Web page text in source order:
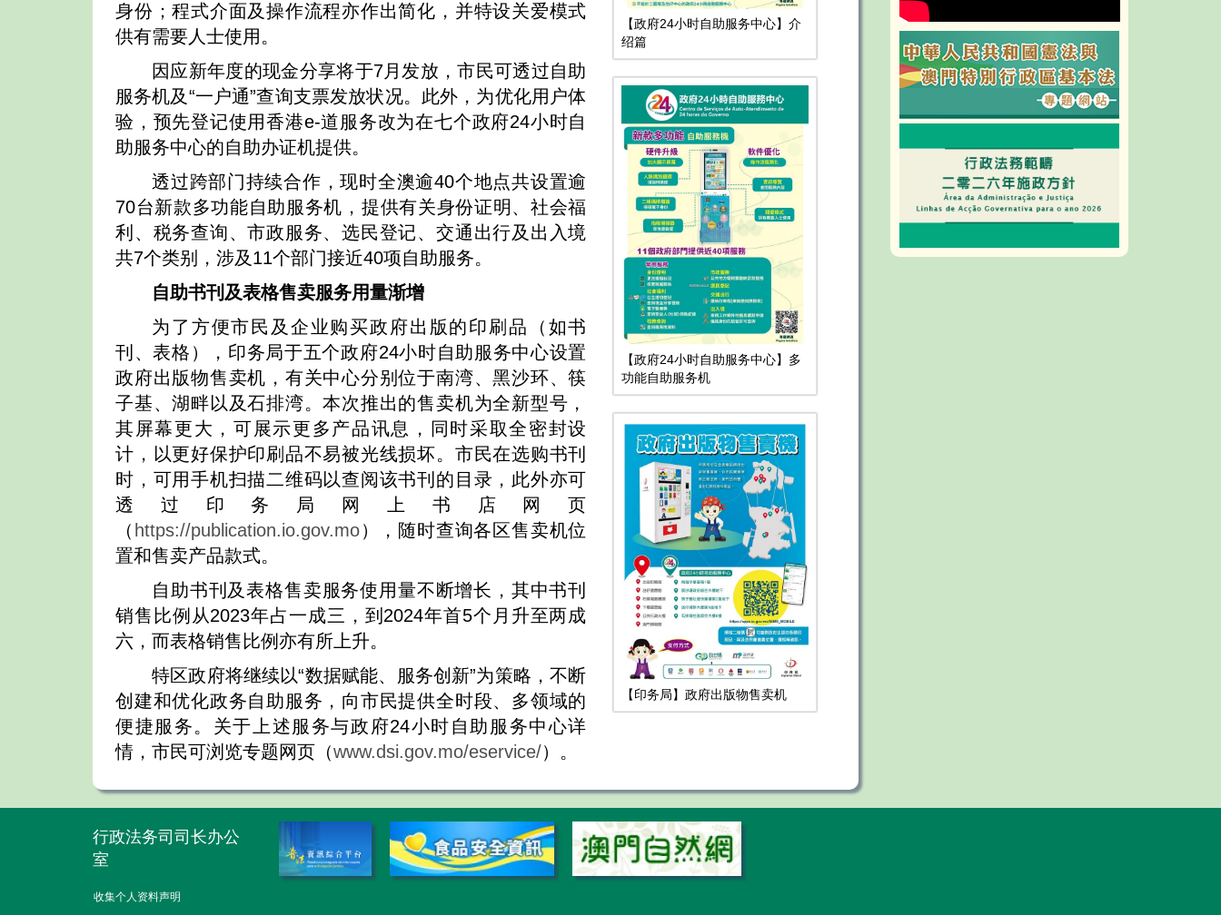
身份；程式介面及操作流程亦作出简化，并特设关爱模式
供有需要人士使用。
因应新年度的现金分享将于7月发放，市民可透过自助
服务机及“一户通”查询支票发放状况。此外，为优化用户体
验，预先登记使用香港e-道服务改为在七个政府24小时自
助服务中心的自助办证机提供。
透过跨部门持续合作，现时全澳逾40个地点共设置逾
70台新款多功能自助服务机，提供有关身份证明、社会福
利、税务查询、市政服务、选民登记、交通出行及出入境
共7个类别，涉及11个部门接近40项自助服务。
自助书刊及表格售卖服务用量渐增
为了方便市民及企业购买政府出版的印刷品（如书
刊、表格），印务局于五个政府24小时自助服务中心设置
政府出版物售卖机，有关中心分别位于南湾、黑沙环、筷
子基、湖畔以及石排湾。本次推出的售卖机为全新型号，
其屏幕更大，可展示更多产品讯息，同时采取全密封设
计，以更好保护印刷品不易被光线损坏。市民在选购书刊
时，可用手机扫描二维码以查阅该书刊的目录，此外亦可
透过印务局网上书店网页
（ https://publication.io.gov.mo），随时查询各区售卖机位
置和售卖产品款式。
自助书刊及表格售卖服务使用量不断增长，其中书刊
销售比例从2023年占一成三，到2024年首5个月升至两成
六，而表格销售比例亦有所上升。
特区政府将继续以“数据赋能、服务创新”为策略，不断
创建和优化政务自助服务，向市民提供全时段、多领域的
便捷服务。关于上述服务与政府24小时自助服务中心详
情，市民可浏览专题网页（www.dsi.gov.mo/eservice/）。
【政府24小时自助服务中心】介
绍篇
【政府24小时自助服务中心】多
功能自助服务机
【印务局】政府出版物售卖机
行政法务司司长办公
室
收集个人资料声明